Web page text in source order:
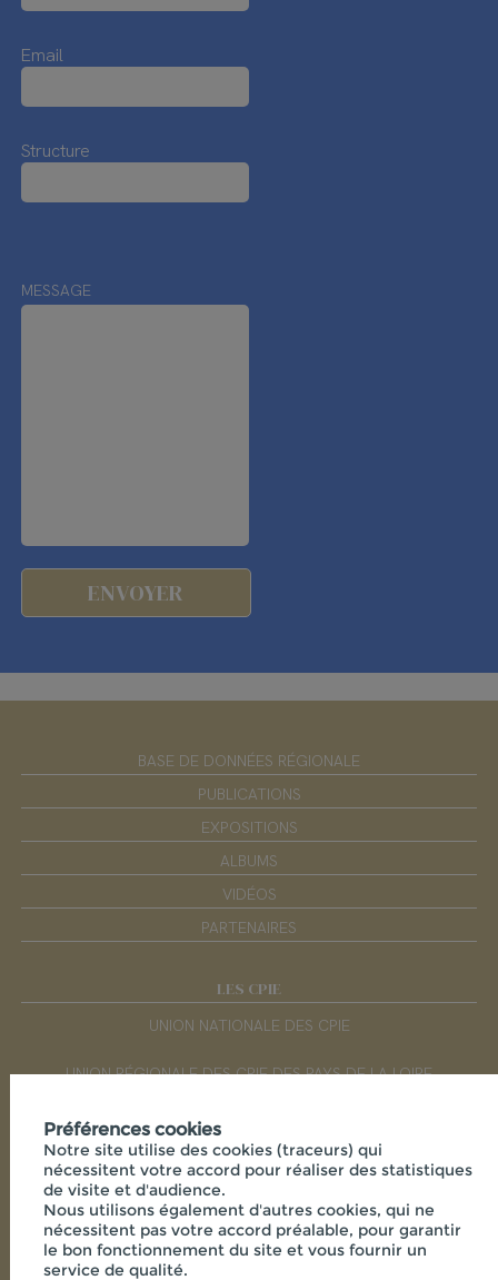
Email
Structure
MESSAGE
BASE DE DONNÉES RÉGIONALE
PUBLICATIONS
EXPOSITIONS
ALBUMS
VIDÉOS
PARTENAIRES
LES CPIE
UNION NATIONALE DES CPIE
UNION RÉGIONALE DES CPIE DES PAYS DE LA LOIRE
RÉSEAUX SOCIAUX
Préférences cookies
Notre site utilise des cookies (traceurs) qui
nécessitent votre accord pour réaliser des statistiques
de visite et d'audience.
Nous utilisons également d'autres cookies, qui ne
nécessitent pas votre accord préalable, pour garantir
le bon fonctionnement du site et vous fournir un
service de qualité.